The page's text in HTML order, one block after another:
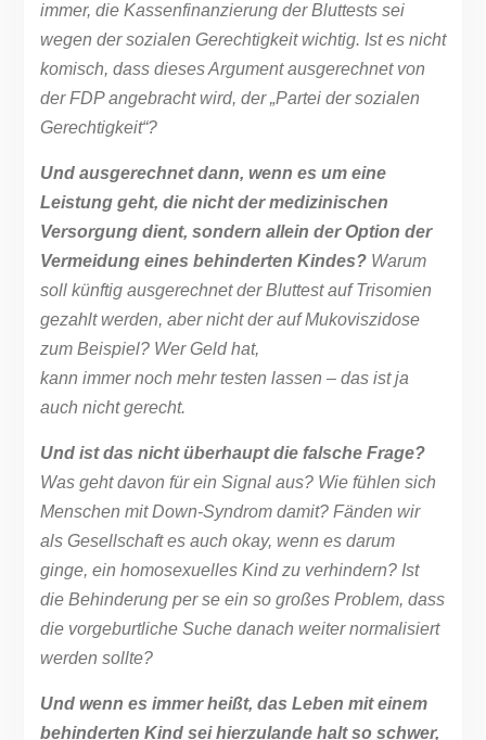
immer, die Kassenfinanzierung der Bluttests sei
wegen der sozialen Gerechtigkeit wichtig. Ist es nicht
komisch, dass dieses Argument ausgerechnet von
der FDP angebracht wird, der „Partei der sozialen
Gerechtigkeit“?
Und ausgerechnet dann, wenn es um eine
Leistung geht, die nicht der medizinischen
Versorgung dient, sondern allein der Option der
Vermeidung eines behinderten Kindes? Warum
soll künftig ausgerechnet der Bluttest auf Trisomien
gezahlt werden, aber nicht der auf Mukoviszidose
zum Beispiel? Wer Geld hat,
kann immer noch mehr testen lassen – das ist ja
auch nicht gerecht.
Und ist das nicht überhaupt die falsche Frage?
Was geht davon für ein Signal aus? Wie fühlen sich
Menschen mit Down-Syndrom damit? Fänden wir
als Gesellschaft es auch okay, wenn es darum
ginge, ein homosexuelles Kind zu verhindern? Ist
die Behinderung per se ein so großes Problem, dass
die vorgeburtliche Suche danach weiter normalisiert
werden sollte?
Und wenn es immer heißt, das Leben mit einem
behinderten Kind sei hierzulande halt so schwer,